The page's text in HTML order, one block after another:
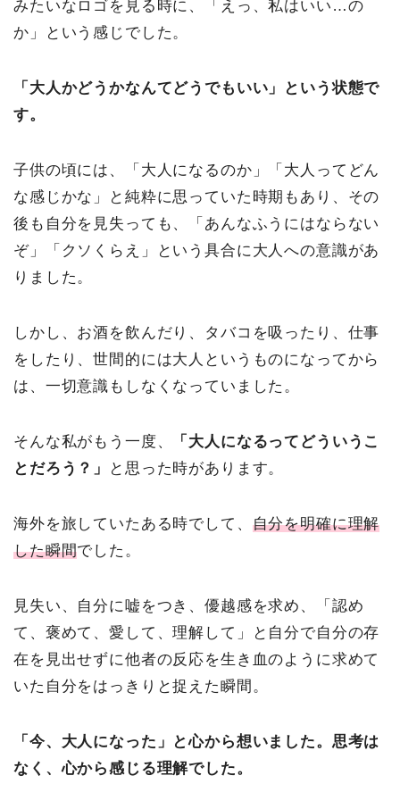
みたいなロゴを見る時に、「えっ、私はいい…の
か」という感じでした。
「大人かどうかなんてどうでもいい」という状態で
す。
子供の頃には、「大人になるのか」「大人ってどん
な感じかな」と純粋に思っていた時期もあり、その
後も自分を見失っても、「あんなふうにはならない
ぞ」「クソくらえ」という具合に大人への意識があ
りました。
しかし、お酒を飲んだり、タバコを吸ったり、仕事
をしたり、世間的には大人というものになってから
は、一切意識もしなくなっていました。
そんな私がもう一度、
「大人になるってどういうこ
とだろう？」
と思った時があります。
海外を旅していたある時でして、 自分を明確に理解
した瞬間でした。
見失い、自分に嘘をつき、優越感を求め、「認め
て、褒めて、愛して、理解して」と自分で自分の存
在を見出せずに他者の反応を生き血のように求めて
いた自分をはっきりと捉えた瞬間。
「今、大人になった」と心から想いました。思考は
なく、心から感じる理解でした。